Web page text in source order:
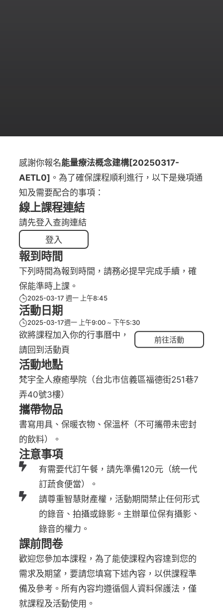
感謝你報名能量療法概念建構[20250317-
AETL0] 。為了確保課程順利進行，以下是幾項通
知及需要配合的事項：
線上課程連結
請先登入查詢連結
登入
報到時間
下列時間為報到時間，請務必提早完成手續，確
保能準時上課。
2025-03-17 週一 上午8:45
活動日期
2025-03-17週一 上午9:00 下午5:30
欲將課程加入你的行事曆中，
請回到活動頁
前往活動
活動地點
梵宇全人療癒學院（台北市信義區福德街251巷7
弄40號3樓）
攜帶物品
書寫用具、保暖衣物、保溫杯（不可攜帶未密封
的飲料）。
注意事項
有需要代訂午餐，請先準備120元（統一代
訂蔬食便當）。
請尊重智慧財產權，活動期間禁止任何形式
的錄音、拍攝或錄影。主辦單位保有攝影、
錄音的權力。
課前問卷
歡迎您參加本課程，為了能使課程內容達到您的
需求及期望，要請您填寫下述內容，以供課程準
備及參考。所有內容均遵循個人資料保護法，僅
就課程及活動使用。